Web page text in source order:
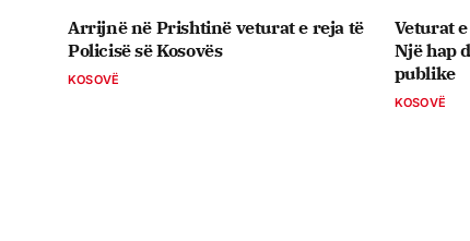
Arrijnë në Prishtinë veturat e reja të
Policisë së Kosovës
KOSOVË
Veturat
Një hap
publike
KOSOVË